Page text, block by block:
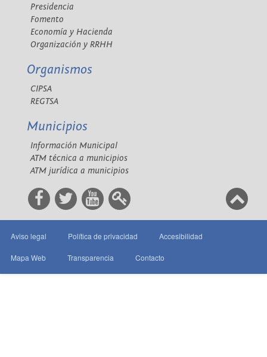
Presidencia
Fomento
Economía y Hacienda
Organización y RRHH
Organismos
CIPSA
REGTSA
Municipios
Información Municipal
ATM técnica a municipios
ATM jurídica a municipios
Aviso legal Política de privacidad Accesibilidad
Mapa Web Transparencia Contacto